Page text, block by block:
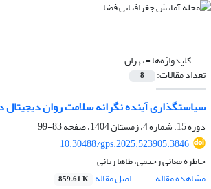
کلیدواژه‌ها =تهران
تعداد مقالات: 8
سیاستگذاری آینده نگرانه سلامت روان
دوره 15، شماره 4، زمستان 1404، صفحه
83-99
10.30488/gps.2025.523905.3846
خاطره مغانی رحیمی، طاها ربانی
مشاهده مقاله
اصل مقاله 859.61 K